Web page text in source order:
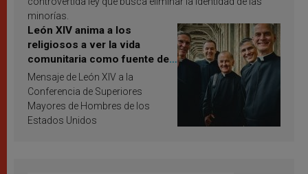
minorías.
León XIV anima a los
religiosos a ver la vida
comunitaria como fuente de
inspiración y santificación
Mensaje de León XIV a la
Conferencia de Superiores
Mayores de Hombres de los
Estados Unidos